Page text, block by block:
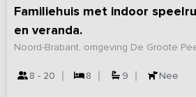
Familiehuis met indoor
en veranda.
Noord-Brabant, omgeving De Groote
8 - 20 8 9 Nee